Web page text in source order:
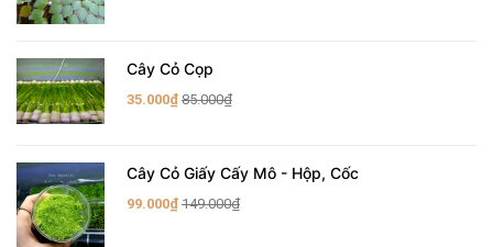
Cây Cỏ Cọp
35.000₫ 85.000₫
Cây Cỏ Giấy Cấy Mô - Hộp, Cốc
99.000₫ 149.000₫